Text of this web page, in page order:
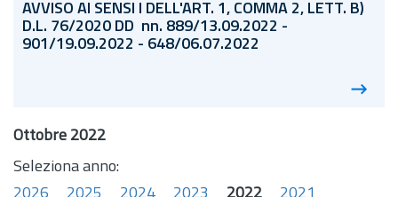
AVVISO AI SENSI I DELL'ART. 1, COMMA 2, LETT. B)
D.L. 76/2020 DD nn. 889/13.09.2022 -
901/19.09.2022 - 648/06.07.2022
Ottobre 2022
Seleziona anno: